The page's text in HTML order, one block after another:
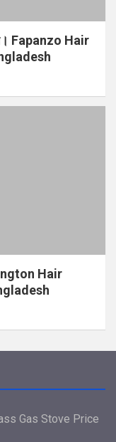
Fapanzo Hair
Hair
Gas Stove Price